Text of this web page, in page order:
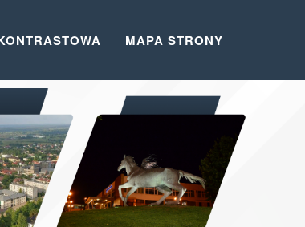
MAPA STRONY